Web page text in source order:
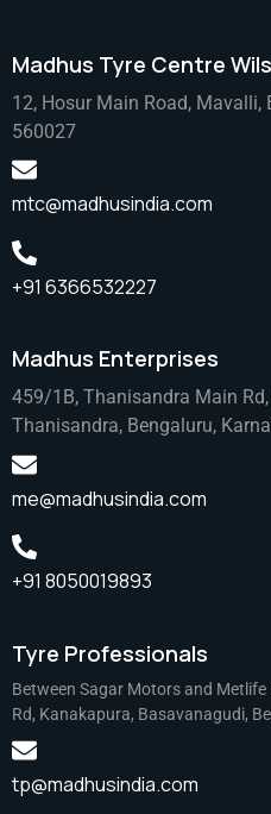
Madhus Tyre Centre
12, Hosur Main Road, Mavalli,
560027
mtc@madhusindia.com
+91 6366532227
Madhus Enterprises
459/1B, Thanisandra Main
Thanisandra, Bengaluru,
me@madhusindia.com
+91 8050019893
Tyre Professionals
Between Sagar Motors and
Rd, Kanakapura, Basavanagudi,
tp@madhusindia.com